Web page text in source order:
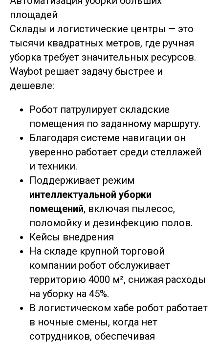
площадей
Склады и логистические центры — это
тысячи квадратных метров, где ручная
уборка требует значительных ресурсов.
Waybot решает задачу быстрее и
дешевле:
Робот патрулирует складские
помещения по заданному маршруту.
Благодаря системе навигации он
уверенно работает среди стеллажей
и техники.
Поддерживает режим
интеллектуальной уборки
помещений, включая пылесос,
поломойку и дезинфекцию полов.
Кейсы внедрения
На складе крупной торговой
компании робот обслуживает
территорию 4000 м², снижая расходы
на уборку на 45%.
В логистическом хабе робот работает
в ночные смены, когда нет
сотрудников, обеспечивая